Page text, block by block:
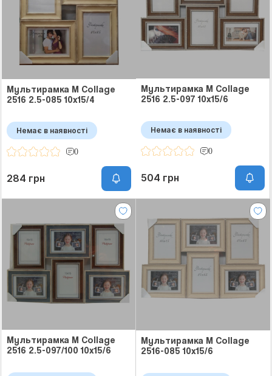
Мультирамка M Collage
2516 2.5-085 10x15/4
Немає в наявності
0
284 грн
Мультирамка M Collage
2516 2.5-097 10x15/6
Немає в наявності
0
504 грн
Мультирамка M Collage
2516 2.5-097/100 10x15/6
Мультирамка M Collage
2516-085 10x15/6